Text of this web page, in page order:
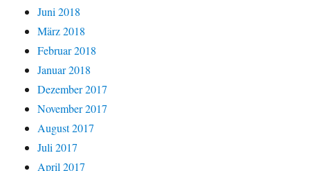
Juni 2018
März 2018
Februar 2018
Januar 2018
Dezember 2017
November 2017
August 2017
Juli 2017
April 2017